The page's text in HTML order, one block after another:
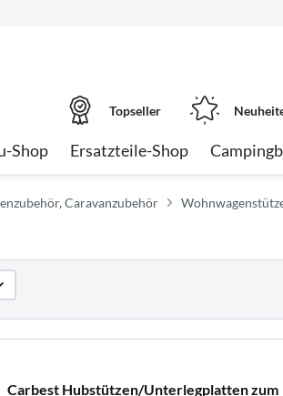
Topseller
Shop Ersatzteile-Shop
Caravanzubehör
Carbest Hubstützen/Unterlegplatten zum